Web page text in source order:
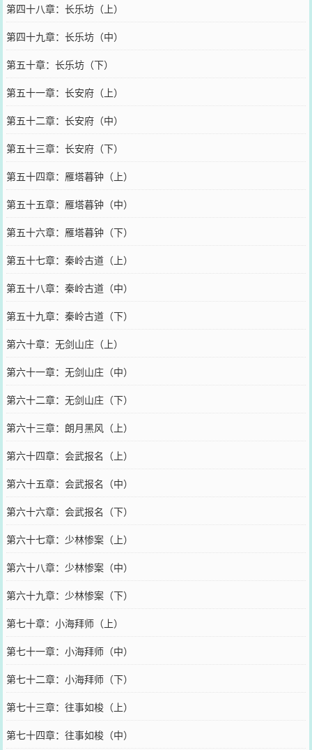
第四十八章：长乐坊（上）
第四十九章：长乐坊（中）
第五十章：长乐坊（下）
第五十一章：长安府（上）
第五十二章：长安府（中）
第五十三章：长安府（下）
第五十四章：雁塔暮钟（上）
第五十五章：雁塔暮钟（中）
第五十六章：雁塔暮钟（下）
第五十七章：秦岭古道（上）
第五十八章：秦岭古道（中）
第五十九章：秦岭古道（下）
第六十章：无剑山庄（上）
第六十一章：无剑山庄（中）
第六十二章：无剑山庄（下）
第六十三章：朗月黑风（上）
第六十四章：会武报名（上）
第六十五章：会武报名（中）
第六十六章：会武报名（下）
第六十七章：少林惨案（上）
第六十八章：少林惨案（中）
第六十九章：少林惨案（下）
第七十章：小海拜师（上）
第七十一章：小海拜师（中）
第七十二章：小海拜师（下）
第七十三章：往事如梭（上）
第七十四章：往事如梭（中）